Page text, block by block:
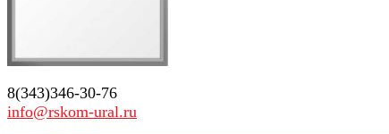
8(343)346-30-76
info@rskom-ural.ru